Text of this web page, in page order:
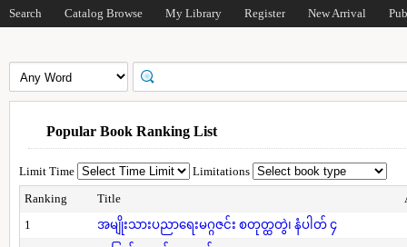
Search Catalog Browse My Library Register New Arrival
Popular Book Ranking List
Limit Time
Limitations
Ranking
Title
1
အမျိုးသားပညာရေးမဂ္ဂဇင်း စတုတ္ထတွဲ၊ နံပါတ် ၄